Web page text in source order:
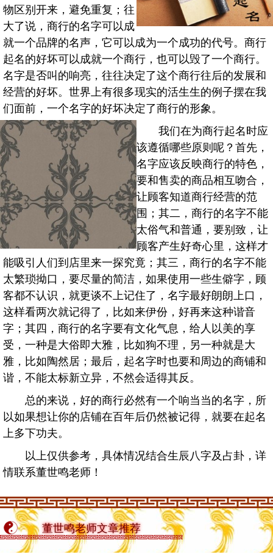
物区别开来，避免重复；往
大了说，商行的名字可以成
就一个品牌的名声，它可以成为一个成功的代号。商行
起名的好坏可以成就一个商行，也可以毁了一个商行。
名字是否叫的响亮，往往决定了这个商行往后的发展和
经营的好坏。世界上有很多现实的活生生的例子摆在我
们面前，一个名字的好坏决定了商行的形象。
我们在为商行起名时应
该遵循哪些原则呢？首先，
名字应该反映商行的特色，
要和售卖的商品相互吻合，
让顾客知道商行经营的范
围；其二，商行的名字不能
太俗气和普通，要别致，让
顾客产生好奇心里，这样才
能吸引人们到店里来一探究竟；其三，商行的名字不能
太繁琐拗口，要尽量的简洁，如果使用一些生僻字，顾
客都不认识，就更谈不上记住了，名字最好朗朗上口，
这样看两次就记得了，比如来伊份，好再来这种谐音
字；其四，商行的名字要有文化气息，给人以美的享
受，一种是大俗即大雅，比如狗不理，另一种就是大
雅，比如陶然居；最后，起名字时也要和周边的商铺和
谐，不能太标新立异，不然会适得其反。
总的来说，好的商行必然有一个响当当的名字，所
以如果想让你的店铺在百年后仍然被记得，就要在起名
上多下功夫。
以上仅供参考，具体情况结合生辰八字及占卦，详
情联系董世鸣老师！
董世鸣老师文章推荐